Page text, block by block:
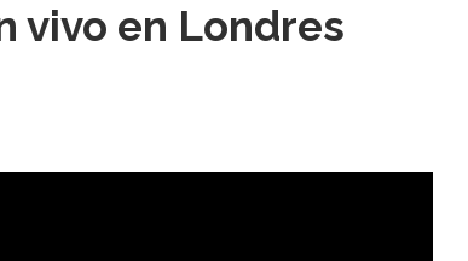
vivo en Londres